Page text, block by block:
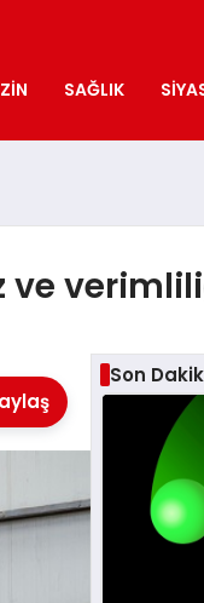
SAĞLIK
ve
Son